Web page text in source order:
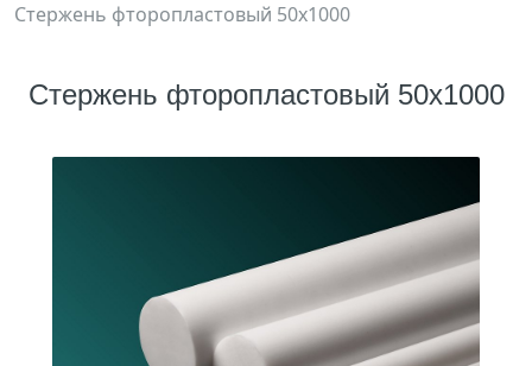
Стержень фторопластовый 50х1000
Стержень фторопластовый 50х1000